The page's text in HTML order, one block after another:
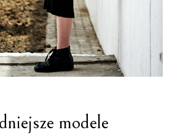
modele